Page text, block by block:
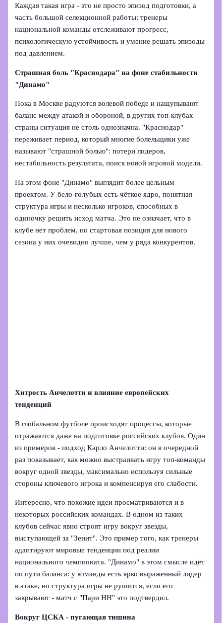
Каждая такая игра - это не просто эпизод подготовки, а
часть большой селекционной работы: тренеры
национальной команды отслеживают прогресс,
психологическую устойчивость и умение решать эпизоды
под давлением.
Страшная боль "Краснодара" на фоне стабильности
"Динамо"
Пока в Москве радуются волевой победе и нащупывают
баланс между атакой и обороной, в других топ-клубах
страны ситуация не столь однозначна. "Краснодар"
переживает период, который многие болельщики уже
называют "страшной болью": потери лидеров,
нестабильность результата, поиск новой игровой модели.
На этом фоне "Динамо" выглядит более цельным
проектом. У бело-голубых есть чёткое ядро, понятная
структура игры и несколько игроков, способных в
одиночку решить исход матча. Это не означает, что в
клубе нет проблем, но стартовая позиция для нового
сезона у них очевидно лучше, чем у ряда конкурентов.
Хитрость Анчелотти и влияние европейских
тенденций
В глобальном футболе происходят процессы, которые
отражаются даже на подготовке российских клубов. Один
из примеров - подход Карло Анчелотти: он в очередной
раз показывает, как можно выстраивать игру топ-команды
вокруг одной звезды, максимально используя сильные
стороны ключевого игрока и компенсируя его слабости.
Интересно, что похожие идеи просматриваются и в
некоторых российских командах. В одном из таких
клубов сейчас явно строят игру вокруг звезды,
выступающей за "Зенит". Это пример того, как тренеры
адаптируют мировые тенденции под реалии
национального чемпионата. "Динамо" в этом смысле идёт
по пути баланса: у команды есть ярко выраженный лидер
в атаке, но структура игры не рушится, если его
закрывают - матч с "Пари НН" это подтвердил.
Вокруг ЦСКА - пугающая тишина